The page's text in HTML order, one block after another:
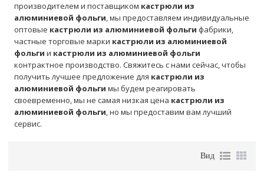
производителем и поставщиком кастрюли из
алюминиевой фольги, мы предоставляем индивидуальные
оптовые кастрюли из алюминиевой фольги фабрики,
частные торговые марки кастрюли из алюминиевой
фольги и кастрюли из алюминиевой фольги
контрактное производство. Свяжитесь с нами сейчас, чтобы
получить лучшее предложение для кастрюли из
алюминиевой фольги мы будем реагировать
своевременно, мы не самая низкая цена кастрюли из
алюминиевой фольги, но мы предоставим вам лучший
сервис.
Вид